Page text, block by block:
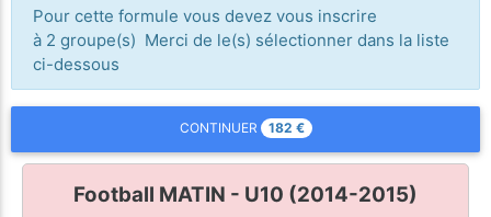
Pour cette formule vous devez vous inscrire
à 2 groupe(s) Merci de le(s) sélectionner dans la liste
ci-dessous
CONTINUER 182 €
Football MATIN - U10 (2014-2015)